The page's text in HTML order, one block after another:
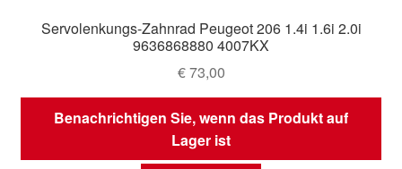
Servolenkungs-Zahnrad Peugeot 206 1.4i 1.6i 2.0i
9636868880 4007KX
€73,00
Benachrichtigen Sie, wenn das Produkt auf
Lager ist